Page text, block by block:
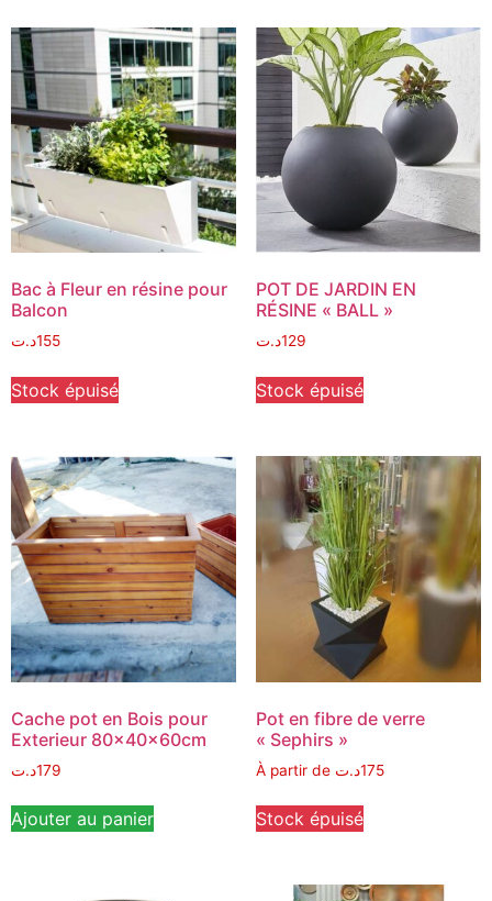
Bac à Fleur en résine pour
Balcon
155د.ت
Stock épuisé
POT DE JARDIN EN
RÉSINE « BALL »
129د.ت
Stock épuisé
Cache pot en Bois pour
Exterieur 80x40x60cm
179د.ت
Ajouter au panier
Pot en fibre de verre
« Sephirs »
À partir de 175د.ت
Stock épuisé